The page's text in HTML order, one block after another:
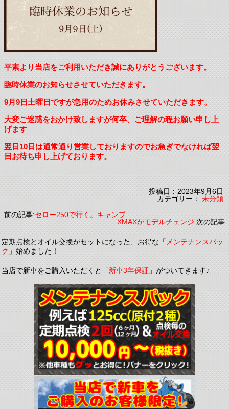
平素より当店をご利用いただき誠にありがとうございます。
臨時休業のお知らせさせていただきます。
9月9日土曜日ですが急用のためお休みさせていただきます。
大変ご迷惑をおかけ致しますが何卒、ご理解の程お願い申し上
げます
翌日10日は通常通り営業しておりますのでお急ぎでなければ翌
日お待ち申し上げております。
投稿日：2023年9月6日
カテゴリー：未分類
前の記事:セロー250で行く。キャンプ
XMAXがモデルチェンジ:次の記事
定期点検とオイル交換がセットになった、お得な「メンテナンスパッ
ク 」始めました！
当店で新車をご購入いただくと「新車3年保証」がついてきます♪